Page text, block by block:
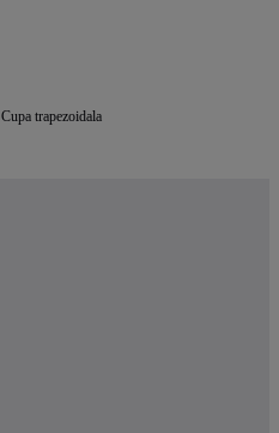
Cupa trapezoidala